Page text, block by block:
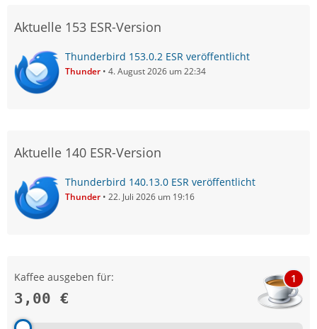
Aktuelle 153 ESR-Version
Thunderbird 153.0.2 ESR veröffentlicht
Thunder 4. August 2026 um 22:34
Aktuelle 140 ESR-Version
Thunderbird 140.13.0 ESR veröffentlicht
Thunder 22. Juli 2026 um 19:16
Kaffee ausgeben für:
3,00 €
1